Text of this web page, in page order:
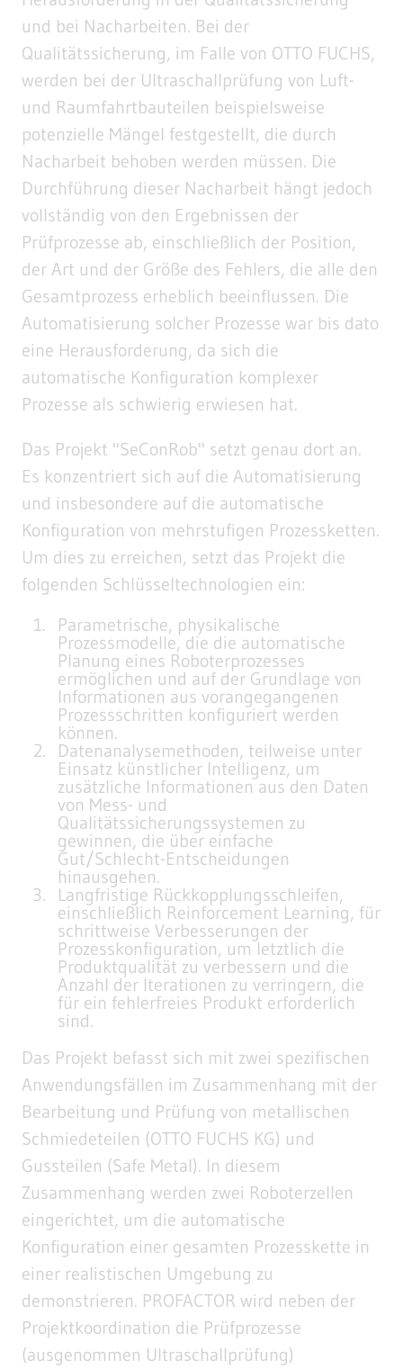
und bei Nacharbeiten. Bei der
Qualitätssicherung, im Falle von OTTO FUCHS,
werden bei der Ultraschallprüfung von Luft-
und Raumfahrtbauteilen beispielsweise
potenzielle Mängel festgestellt, die durch
Nacharbeit behoben werden müssen. Die
Durchführung dieser Nacharbeit hängt jedoch
vollständig von den Ergebnissen der
Prüfprozesse ab, einschließlich der Position,
der Art und der Größe des Fehlers, die alle den
Gesamtprozess erheblich beeinflussen. Die
Automatisierung solcher Prozesse war bis dato
eine Herausforderung, da sich die
automatische Konfiguration komplexer
Prozesse als schwierig erwiesen hat.
Das Projekt "SeConRob" setzt genau dort an.
Es konzentriert sich auf die Automatisierung
und insbesondere auf die automatische
Konfiguration von mehrstufigen Prozessketten.
Um dies zu erreichen, setzt das Projekt die
folgenden Schlüsseltechnologien ein:
Parametrische, physikalische
Prozessmodelle, die die automatische
Planung eines Roboterprozesses
ermöglichen und auf der Grundlage von
Informationen aus vorangegangenen
Prozessschritten konfiguriert werden
können.
Datenanalysemethoden, teilweise unter
Einsatz künstlicher Intelligenz, um
zusätzliche Informationen aus den Daten
von Mess- und
Qualitätssicherungssystemen zu
gewinnen, die über einfache
Gut/Schlecht-Entscheidungen
hinausgehen.
Langfristige Rückkopplungsschleifen,
einschließlich Reinforcement Learning, für
schrittweise Verbesserungen der
Prozesskonfiguration, um letztlich die
Produktqualität zu verbessern und die
Anzahl der Iterationen zu verringern, die
für ein fehlerfreies Produkt erforderlich
sind.
Das Projekt befasst sich mit zwei spezifischen
Anwendungsfällen im Zusammenhang mit der
Bearbeitung und Prüfung von metallischen
Schmiedeteilen (OTTO FUCHS KG) und
Gussteilen (Safe Metal). In diesem
Zusammenhang werden zwei Roboterzellen
eingerichtet, um die automatische
Konfiguration einer gesamten Prozesskette in
einer realistischen Umgebung zu
demonstrieren. PROFACTOR wird neben der
Projektkoordination die Prüfprozesse
(ausgenommen Ultraschallprüfung)